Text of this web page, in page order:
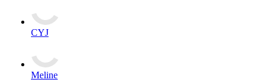
CYJ
Meline